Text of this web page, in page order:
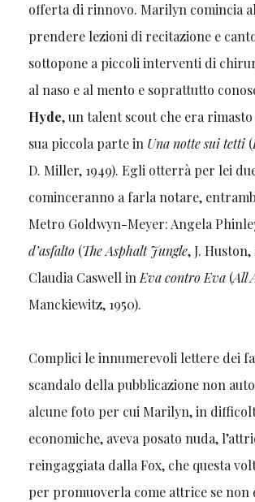
offerta di rinnovo. Marilyn comincia
prendere lezioni di recitazione e
sottopone a piccoli interventi di
al naso e al mento e soprattutto
Hyde, un talent scout che era
sua piccola parte in Una notte sui tetti (
D. Miller, 1949). Egli otterrà per lei
cominceranno a farla notare,
Metro Goldwyn-Meyer: Angela
d’asfalto (The Asphalt Jungle, J. Huston,
Claudia Caswell inEva contro Eva(All
Manckiewitz, 1950).
Complici le innumerevoli lettere dei
scandalo della pubblicazione non
alcune foto per cui Marilyn, in
economiche, aveva posato nuda,
reingaggiata dalla Fox, che questa
per promuoverla come attrice se non